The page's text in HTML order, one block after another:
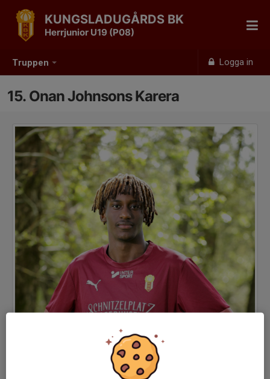
Truppen Logga in
KUNGSLADUGÅRDS BK
Herrjunior U19 (P08)
15. Onan Johnsons Karera